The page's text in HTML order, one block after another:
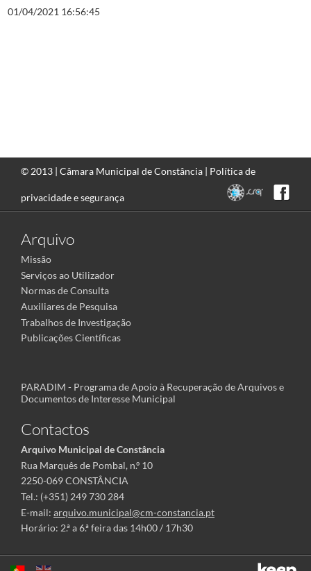
01/04/2021 16:56:45
© 2013 | Câmara Municipal de Constância | Política de
privacidade e segurança
Arquivo
Missão
Serviços ao Utilizador
Normas de Consulta
Auxiliares de Pesquisa
Trabalhos de Investigação
Publicações Científicas
PARADIM - Programa de Apoio à Recuperação de Arquivos e
Documentos de Interesse Municipal
Contactos
Arquivo Municipal de Constância
Rua Marquês de Pombal, n.º 10
2250-069 CONSTÂNCIA
Tel.: (+351) 249 730 284
E-mail: arquivo.municipal@cm-constancia.pt
Horário: 2.ª a 6.ª feira das 14h00 / 17h30